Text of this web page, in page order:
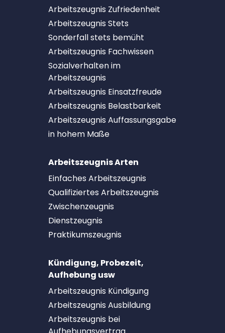
Arbeitszeugnis Zufriedenheit
Arbeitszeugnis Stets
Sonderfall stets bemüht
Arbeitszeugnis Fachwissen
Sozialverhalten im
Arbeitszeugnis
Arbeitszeugnis Einsatzfreude
Arbeitszeugnis Belastbarkeit
Arbeitszeugnis Auffassungsgabe
in hohem Maße
Arbeitszeugnis Arten
Einfaches Arbeitszeugnis
Qualifiziertes Arbeitszeugnis
Zwischenzeugnis
Dienstzeugnis
Praktikumszeugnis
Kündigung, Probezeit,
Aufhebung usw
Arbeitszeugnis Kündigung
Arbeitszeugnis Ausbildung
Arbeitszeugnis bei